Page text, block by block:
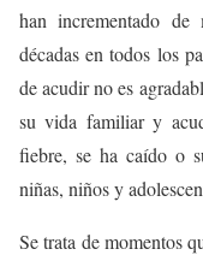
han incrementado
décadas en todos los
de acudir no es
su vida familiar y
fiebre, se ha caído o
niñas, niños y
Se trata de momentos